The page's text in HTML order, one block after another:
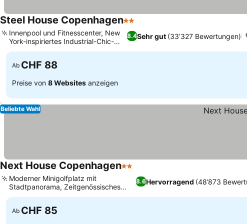
Steel House Copenhagen2 Sterne
8.4Sehr gut (33’327 Bewertungen)
Innenpool und Fitnesscenter, New
York-inspiriertes Industrial-Chic-
Design
Ab CHF 88
Preise von 8 Websites anzeigen
Beliebte Wahl
Next House Copenhagen2 Sterne
8.6Hervorragend (48’873
Moderner Minigolfplatz mit
Stadtpanorama, Zeitgenössisches
Design und urbane Eleganz
Ab CHF 85